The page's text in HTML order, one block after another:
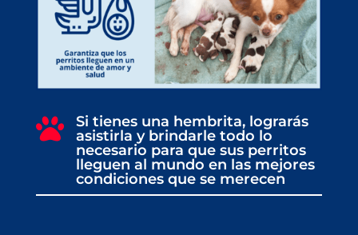

Si tienes una hembrita, lograrás
asistirla y brindarle todo lo
necesario para que sus perritos
lleguen al mundo en las mejores
condiciones que se merecen